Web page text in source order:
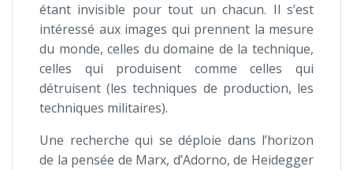
étant invisible pour tout un chacun. Il s’est
intéressé aux images qui prennent la mesure
du monde, celles du domaine de la technique,
celles qui produisent comme celles qui
détruisent (les techniques de production, les
techniques militaires).
Une recherche qui se déploie dans l’horizon
de la pensée de Marx, d’Adorno, de Heidegger